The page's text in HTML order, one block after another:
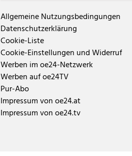
Allgemeine Nutzungsbedingungen
Datenschutzerklärung
Cookie-Liste
Cookie-Einstellungen und Widerruf
Werben im oe24-Netzwerk
Werben auf oe24TV
Pur-Abo
Impressum von oe24.at
Impressum von oe24.tv